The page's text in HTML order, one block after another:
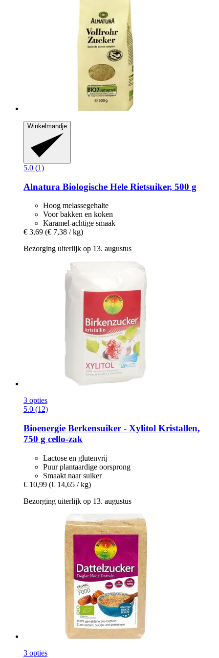
Winkelmandje
5.0 (1)
Alnatura Biologische Hele Rietsuiker, 500 g
Hoog melassegehalte
Voor bakken en koken
Karamel-achtige smaak
€ 3,69 (€ 7,38 / kg)
Bezorging uiterlijk op 13. augustus
3 opties
5.0 (12)
Bioenergie Berkensuiker -​ Xylitol Kristallen,
750 g cello-​zak
Lactose en glutenvrij
Puur plantaardige oorsprong
Smaakt naar suiker
€ 10,99 (€ 14,65 / kg)
Bezorging uiterlijk op 13. augustus
3 opties